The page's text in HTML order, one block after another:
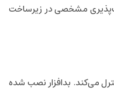
مشخصی در زیرساخت
می‌کند. بدافزار نصب شده